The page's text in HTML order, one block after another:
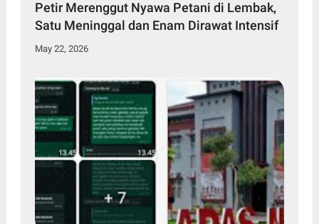
Petir Merenggut Nyawa Petani di Lembak,
Satu Meninggal dan Enam Dirawat Intensif
May 22, 2026